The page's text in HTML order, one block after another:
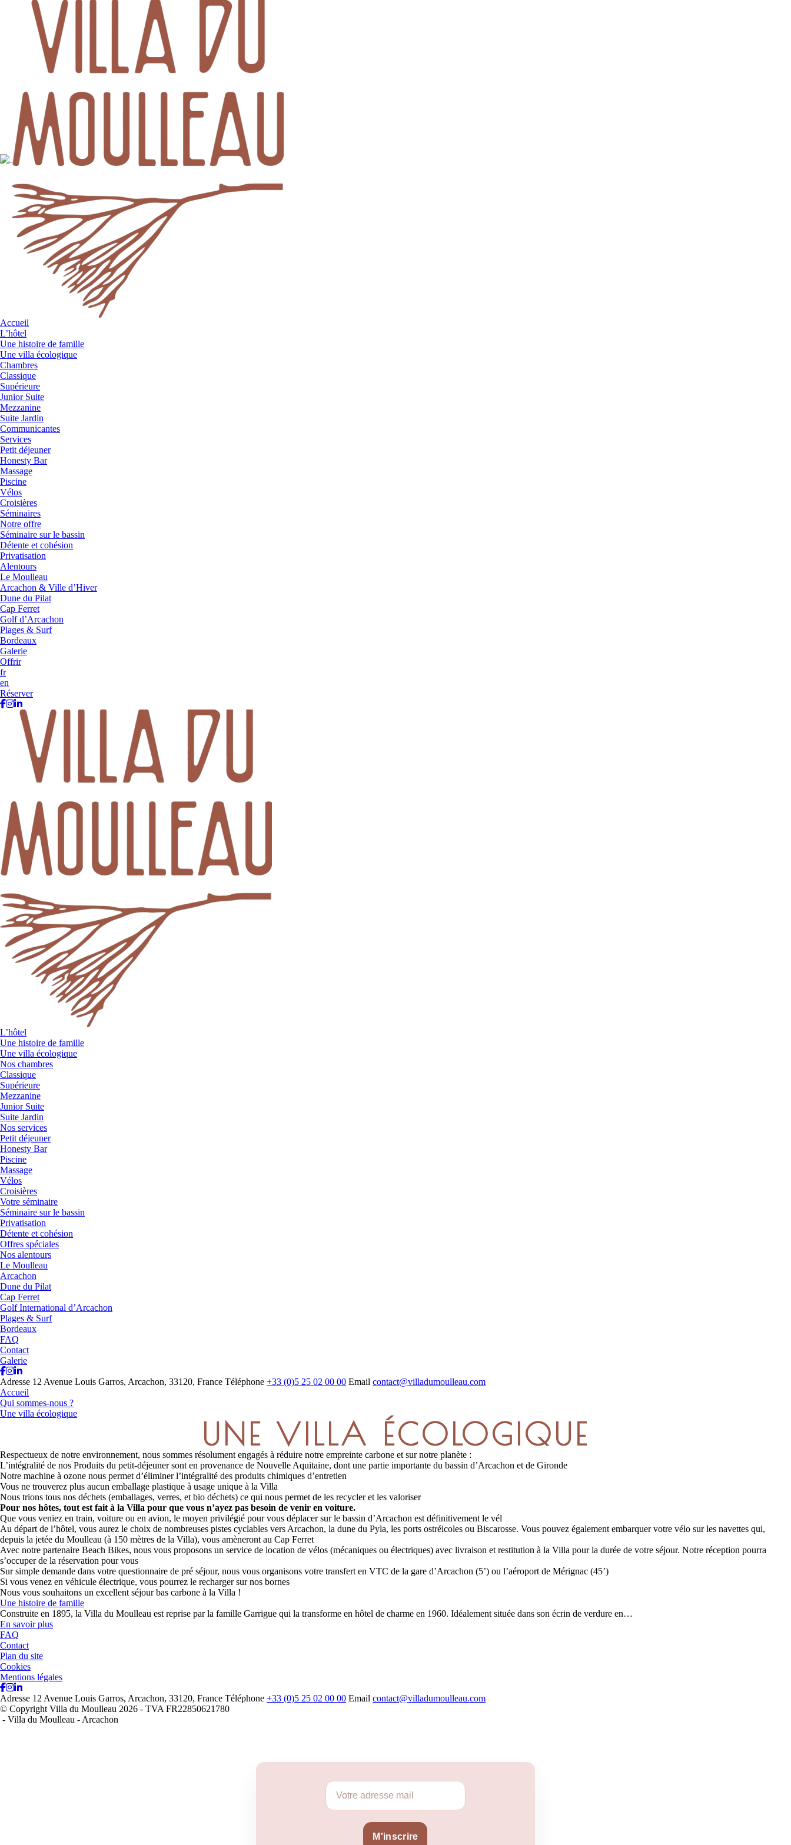
Accueil
L’hôtel
Une histoire de famille
Une villa écologique
Chambres
Classique
Supérieure
Junior Suite
Mezzanine
Suite Jardin
Communicantes
Services
Petit déjeuner
Honesty Bar
Massage
Piscine
Vélos
Croisières
Séminaires
Notre offre
Séminaire sur le bassin
Détente et cohésion
Privatisation
Alentours
Le Moulleau
Arcachon & Ville d’Hiver
Dune du Pilat
Cap Ferret
Golf d’Arcachon
Plages & Surf
Bordeaux
Galerie
Offrir
fr
en
Réserver
L’hôtel
Une histoire de famille
Une villa écologique
Nos chambres
Classique
Supérieure
Mezzanine
Junior Suite
Suite Jardin
Nos services
Petit déjeuner
Honesty Bar
Piscine
Massage
Vélos
Croisières
Votre séminaire
Séminaire sur le bassin
Privatisation
Détente et cohésion
Offres spéciales
Nos alentours
Le Moulleau
Arcachon
Dune du Pilat
Cap Ferret
Golf International d’Arcachon
Plages & Surf
Bordeaux
FAQ
Contact
Galerie
Adresse 12 Avenue Louis Garros, Arcachon, 33120, France Téléphone +33 (0)5 25 02 00 00 Email contact@villadumoulleau.com
Accueil
Qui sommes-nous ?
Une villa écologique
UNE VILLA ÉCOLOGIQUE
Respectueux de notre environnement, nous sommes résolument engagés à réduire notre empreinte carbone et sur notre planète :
L’intégralité de nos Produits du petit-déjeuner sont en provenance de Nouvelle Aquitaine, dont une partie importante du bassin d’Arcachon et de Gironde
Notre machine à ozone nous permet d’éliminer l’intégralité des produits chimiques d’entretien
Vous ne trouverez plus aucun emballage plastique à usage unique à la Villa
Nous trions tous nos déchets (emballages, verres, et bio déchets) ce qui nous permet de les recycler et les valoriser
Pour nos hôtes, tout est fait à la Villa pour que vous n’ayez pas besoin de venir en voiture.
Que vous veniez en train, voiture ou en avion, le moyen privilégié pour vous déplacer sur le bassin d’Arcachon est définitivement le vél
Au départ de l’hôtel, vous aurez le choix de nombreuses pistes cyclables vers Arcachon, la dune du Pyla, les ports ostréicoles ou Biscarosse. Vous pouvez également embarquer votre vélo sur les navettes qui,
depuis la jetée du Moulleau (à 150 mètres de la Villa), vous amèneront au Cap Ferret
Avec notre partenaire Beach Bikes, nous vous proposons un service de location de vélos (mécaniques ou électriques) avec livraison et restitution à la Villa pour la durée de votre séjour. Notre réception pourra
s’occuper de la réservation pour vous
Sur simple demande dans votre questionnaire de pré séjour, nous vous organisons votre transfert en VTC de la gare d’Arcachon (5’) ou l’aéroport de Mérignac (45’)
Si vous venez en véhicule électrique, vous pourrez le recharger sur nos bornes
Nous vous souhaitons un excellent séjour bas carbone à la Villa !
Une histoire de famille
Construite en 1895, la Villa du Moulleau est reprise par la famille Garrigue qui la transforme en hôtel de charme en 1960. Idéalement située dans son écrin de verdure en…
En savoir plus
FAQ
Contact
Plan du site
Cookies
Mentions légales
Adresse 12 Avenue Louis Garros, Arcachon, 33120, France Téléphone +33 (0)5 25 02 00 00 Email contact@villadumoulleau.com
© Copyright Villa du Moulleau 2026 - TVA FR22850621780
- Villa du Moulleau - Arcachon